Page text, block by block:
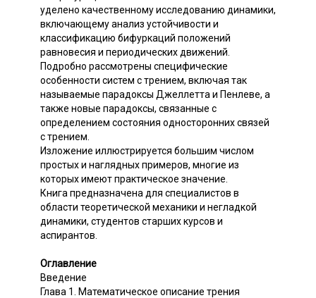
уделено качественному исследованию динамики,
включающему анализ устойчивости и
классификацию бифуркаций положений
равновесия и периодических движений.
Подробно рассмотрены специфические
особенности систем с трением, включая так
называемые парадоксы Джеллетта и Пенлеве, а
также новые парадоксы, связанные с
определением состояния односторонних связей
с трением.
Изложение иллюстрируется большим числом
простых и наглядных примеров, многие из
которых имеют практическое значение.
Книга предназначена для специалистов в
области теоретической механики и негладкой
динамики, студентов старших курсов и
аспирантов.
Оглавление
Введение
Глава 1. Математическое описание трения